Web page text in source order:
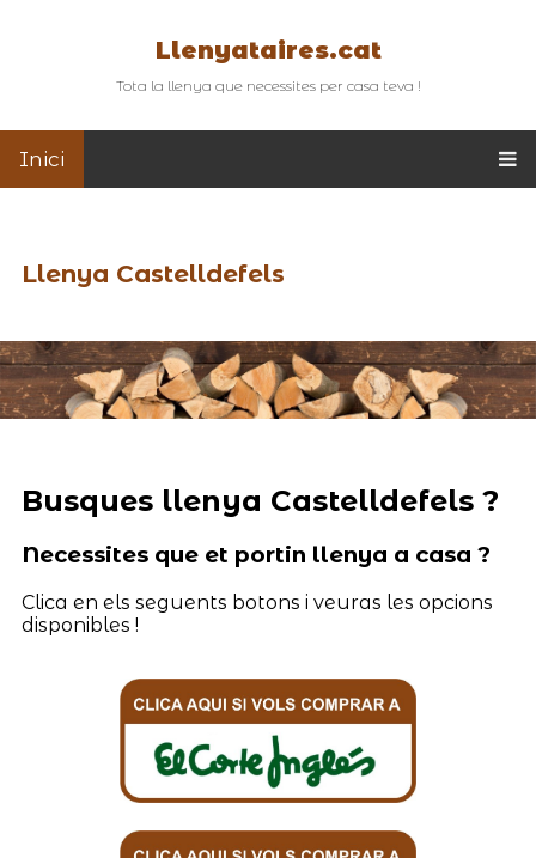
Llenyataires.cat
Tota la llenya que necessites per casa teva !
Inici
Llenya Castelldefels
Busques llenya Castelldefels ?
Necessites que et portin llenya a casa ?
Clica en els seguents botons i veuras les opcions
disponibles !